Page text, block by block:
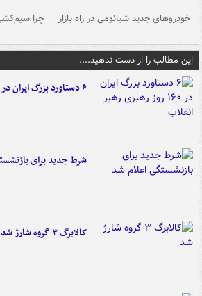
خودروهای جدید شیائومی در راه بازار چرا
این مطالب را از دست ندهید....
۶ دستاورد بزرگ ایران در ۱۶۰ روز رهبری رهبر انقلاب
شرط جدید برای
کالابرگ ۳ گروه شارژ شد